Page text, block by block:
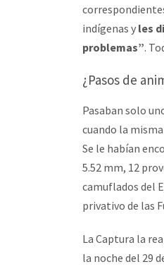
indígenas y les
problemas”.
¿Pasos de
Pasaban solo
cuando la
Se le habían
5.52 mm, 12
camuflados del
privativo de las
La Captura la
la noche del 29